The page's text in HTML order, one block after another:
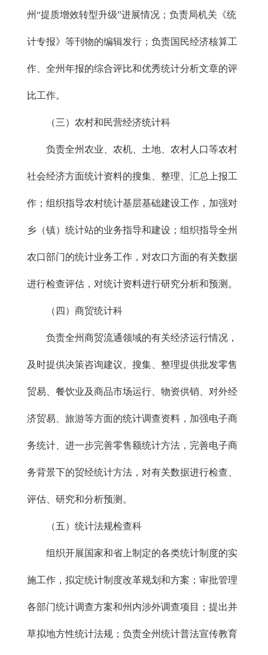
州“提质增效转型升级”进展情况；负责局机关《统
计专报》等刊物的编辑发行；负责国民经济核算工
作、全州年报的综合评比和优秀统计分析文章的评
比工作。
（三）农村和民营经济统计科
负责全州农业、农机、土地、农村人口等农村
社会经济方面统计资料的搜集、整理、汇总上报工
作；组织指导农村统计基层基础建设工作，加强对
乡（镇）统计站的业务指导和建设；组织指导全州
农口部门的统计业务工作，对农口方面的有关数据
进行检查评估，对统计资料进行研究分析和预测。
（四）商贸统计科
负责全州商贸流通领域的有关经济运行情况，
及时提供决策咨询建议。搜集、整理提供批发零售
贸易、餐饮业及商品市场运行、物资供销、对外经
济贸易、旅游等方面的统计调查资料，加强电子商
务统计、进一步完善零售额统计方法，完善电子商
务背景下的贸经统计方法，对有关数据进行检查、
评估、研究和分析预测。
（五）统计法规检查科
组织开展国家和省上制定的各类统计制度的实
施工作，拟定统计制度改革规划和方案；审批管理
各部门统计调查方案和州内涉外调查项目；提出并
草拟地方性统计法规；负责全州统计普法宣传教育